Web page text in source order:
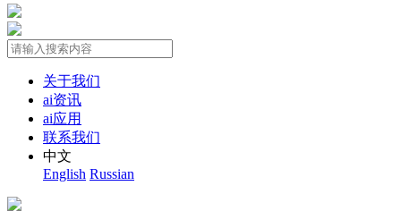
关于我们
ai资讯
ai应用
联系我们
中文
English Russian